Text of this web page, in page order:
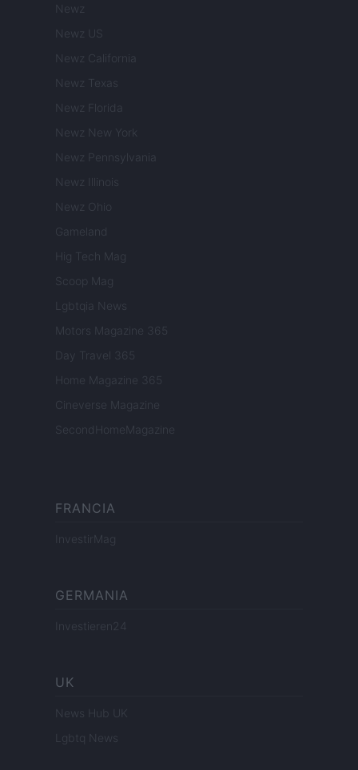
Newz
Newz US
Newz California
Newz Texas
Newz Florida
Newz New York
Newz Pennsylvania
Newz Illinois
Newz Ohio
Gameland
Hig Tech Mag
Scoop Mag
Lgbtqia News
Motors Magazine 365
Day Travel 365
Home Magazine 365
Cineverse Magazine
SecondHomeMagazine
FRANCIA
InvestirMag
GERMANIA
Investieren24
UK
News Hub UK
Lgbtq News